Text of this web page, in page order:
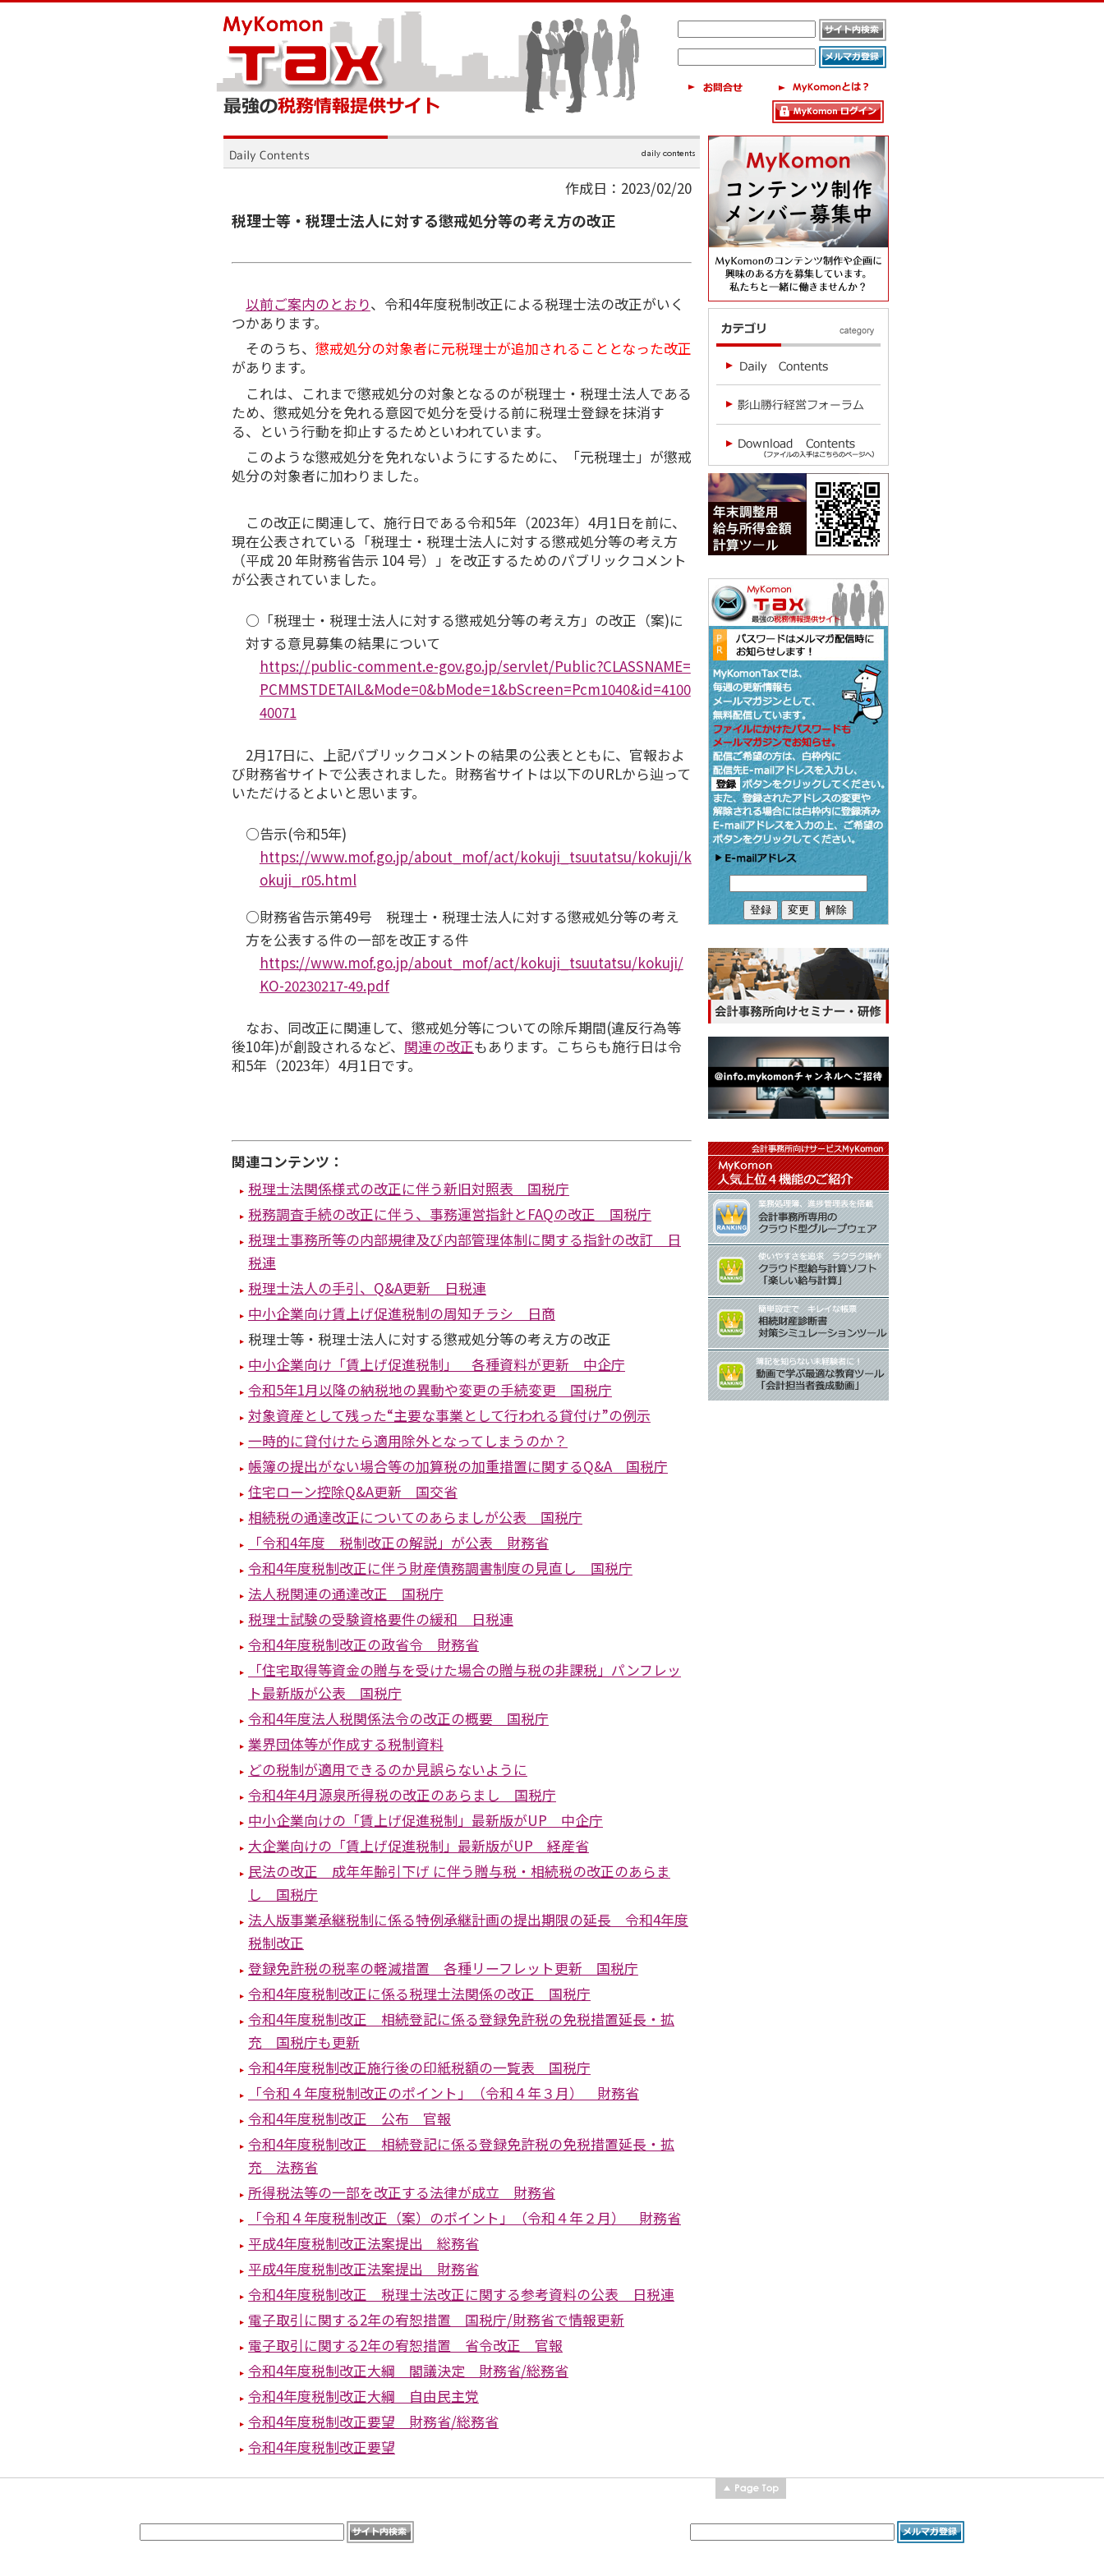
作成日：2023/02/20
税理士等・税理士法人に対する懲戒処分等の考え方の改正
以前ご案内のとおり、令和4年度税制改正による税理士法の改正がいく
つかあります。
そのうち、 懲戒処分の対象者に元税理士が追加されることとなった改正
があります。
これは、これまで懲戒処分の対象となるのが税理士・税理士法人である
ため、懲戒処分を免れる意図で処分を受ける前に税理士登録を抹消す
る、という行動を抑止するためといわれています。
このような懲戒処分を免れないようにするために、「元税理士」が懲戒
処分の対象者に加わりました。
この改正に関連して、施行日である令和5年（2023年）4月1日を前に、
現在公表されている「税理士・税理士法人に対する懲戒処分等の考え方
（平成 20 年財務省告示 104 号）」を改正するためのパブリックコメント
が公表されていました。
○「税理士・税理士法人に対する懲戒処分等の考え方」の改正（案)に
対する意見募集の結果について
https://public-comment.e-gov.go.jp/servlet/Public?CLASSNAME=
PCMMSTDETAIL&Mode=0&bMode=1&bScreen=Pcm1040&id=4100
40071
2月17日に、上記パブリックコメントの結果の公表とともに、官報およ
び財務省サイトで公表されました。財務省サイトは以下のURLから辿って
いただけるとよいと思います。
○告示(令和5年)
https://www.mof.go.jp/about_mof/act/kokuji_tsuutatsu/kokuji/k
okuji_r05.html
○財務省告示第49号 税理士・税理士法人に対する懲戒処分等の考え
方を公表する件の一部を改正する件
https://www.mof.go.jp/about_mof/act/kokuji_tsuutatsu/kokuji/
KO-20230217-49.pdf
なお、同改正に関連して、懲戒処分等についての除斥期間(違反行為等
後10年)が創設されるなど、 関連の改正もあります。こちらも施行日は令
和5年（2023年）4月1日です。
関連コンテンツ：
税理士法関係様式の改正に伴う新旧対照表 国税庁
税務調査手続の改正に伴う、事務運営指針とFAQの改正 国税庁
税理士事務所等の内部規律及び内部管理体制に関する指針の改訂 日
税連
税理士法人の手引、Q&A更新 日税連
中小企業向け賃上げ促進税制の周知チラシ 日商
税理士等・税理士法人に対する懲戒処分等の考え方の改正
中小企業向け「賃上げ促進税制」 各種資料が更新 中企庁
令和5年1月以降の納税地の異動や変更の手続変更 国税庁
対象資産として残った“主要な事業として行われる貸付け”の例示
一時的に貸付けたら適用除外となってしまうのか？
帳簿の提出がない場合等の加算税の加重措置に関するQ&A 国税庁
住宅ローン控除Q&A更新 国交省
相続税の通達改正についてのあらましが公表 国税庁
「令和4年度 税制改正の解説」が公表 財務省
令和4年度税制改正に伴う財産債務調書制度の見直し 国税庁
法人税関連の通達改正 国税庁
税理士試験の受験資格要件の緩和 日税連
令和4年度税制改正の政省令 財務省
「住宅取得等資金の贈与を受けた場合の贈与税の非課税」パンフレッ
ト最新版が公表 国税庁
令和4年度法人税関係法令の改正の概要 国税庁
業界団体等が作成する税制資料
どの税制が適用できるのか見誤らないように
令和4年4月源泉所得税の改正のあらまし 国税庁
中小企業向けの「賃上げ促進税制」最新版がUP 中企庁
大企業向けの「賃上げ促進税制」最新版がUP 経産省
⺠法の改正 成年年齢引下げ に伴う贈与税・相続税の改正のあらま
し 国税庁
法人版事業承継税制に係る特例承継計画の提出期限の延長 令和4年度
税制改正
登録免許税の税率の軽減措置 各種リーフレット更新 国税庁
令和4年度税制改正に係る税理士法関係の改正 国税庁
令和4年度税制改正 相続登記に係る登録免許税の免税措置延長・拡
充 国税庁も更新
令和4年度税制改正施行後の印紙税額の一覧表 国税庁
「令和４年度税制改正のポイント」（令和４年３月） 財務省
令和4年度税制改正 公布 官報
令和4年度税制改正 相続登記に係る登録免許税の免税措置延長・拡
充 法務省
所得税法等の一部を改正する法律が成立 財務省
「令和４年度税制改正（案）のポイント」（令和４年２月） 財務省
平成4年度税制改正法案提出 総務省
平成4年度税制改正法案提出 財務省
令和4年度税制改正 税理士法改正に関する参考資料の公表 日税連
電子取引に関する2年の宥恕措置 国税庁/財務省で情報更新
電子取引に関する2年の宥恕措置 省令改正 官報
令和4年度税制改正大綱 閣議決定 財務省/総務省
令和4年度税制改正大綱 自由民主党
令和4年度税制改正要望 財務省/総務省
令和4年度税制改正要望